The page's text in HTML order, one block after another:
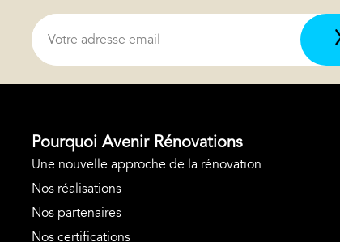
Pourquoi Avenir Rénovations
Une nouvelle approche de la rénovation
Nos réalisations
Nos partenaires
Nos certifications